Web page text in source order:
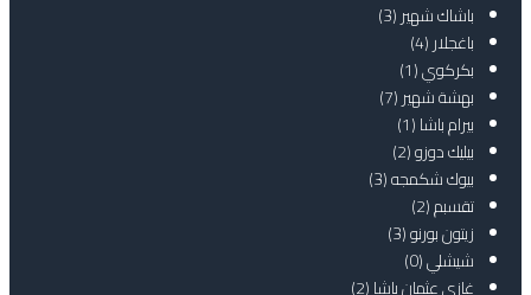
باشاك شهير(3)
باغجلار(4)
بكركوي(1)
بهشة شهير(7)
بيرام باشا(1)
بيليك دوزو(2)
بيوك شكمجه(3)
تقسبم(2)
زيتون بورنو(3)
شيشلي(0)
غازي عثمان باشا(2)